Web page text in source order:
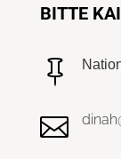
BITTE

